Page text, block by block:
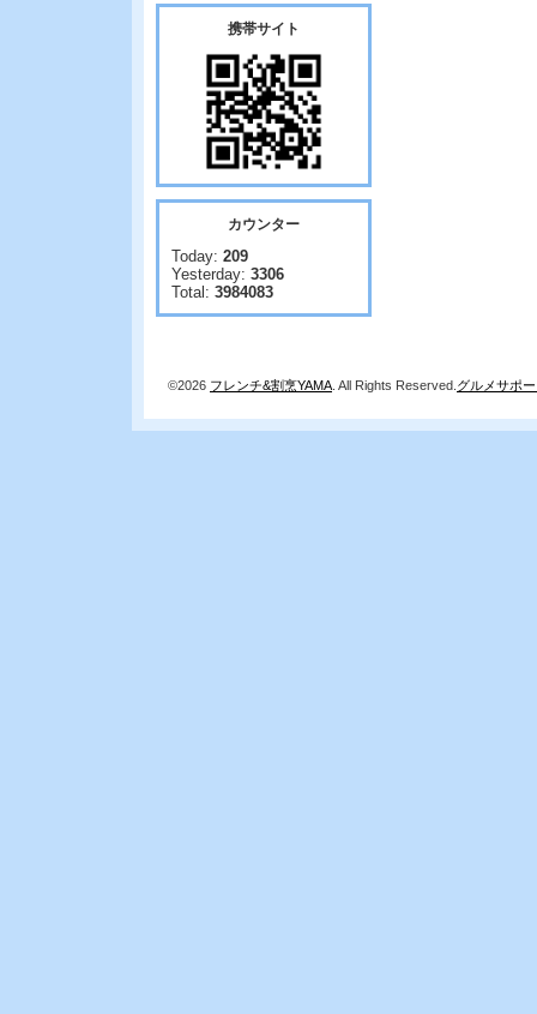
携帯サイト
カウンター
Today: 209
Yesterday: 3306
Total: 3984083
©2026 フレンチ&割烹YAMA . All Rights Reserved. グルメサポ